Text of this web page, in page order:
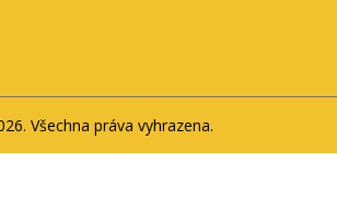
Všechna práva vyhrazena.